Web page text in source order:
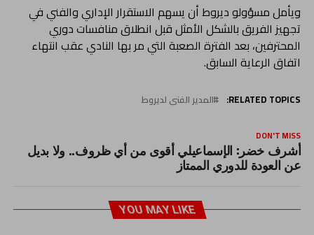
ويأمل مسؤولو ديروط أن يسهم الاستقرار الإداري والفني في
تجهيز الفريق بالشكل الأمثل قبل انطلاق منافسات دوري
المحترفين، بعد الفترة الصعبة التي مر بها النادي عقب انتهاء
اتفاق الرعاية السابق.
RELATED TOPICS: المدير الفنى لديروط
DON'T MISS
أشرف خضر: الإسماعيلي أقوى من أي ظروف.. ولا بديل
عن العودة للدوري الممتاز
YOU MAY LIKE